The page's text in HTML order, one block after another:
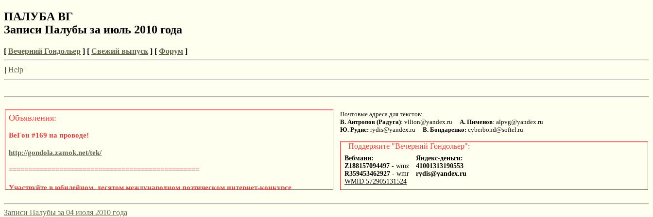
ПАЛУБА ВГ
Записи Палубы за июль 2010 года
[ Вечерний Гондольер ] [ Свежий выпуск ] [ Форум ]
| Help |
Объявления:
ВеГон #169 на проводе!
http://gondola.zamok.net/tek/
=================================================
Участвуйте в юбилейном, десятом международном поэтическом интернет-конкурсе
Да, этот конкурс, традиционно привлекающий русскоязычных поэтов самых разных стран мира,
Почтовые адреса для текстов:
В. Антропов (Радуга): vllion@yandex.ru А. Пименов: alpvg@yandex.ru
Ю. Рудис: rydis@yandex.ru В. Бондаренко: cyberbond@softel.ru
Поддержите "Вечерний Гондольер":
Вебмани:
Z188157094497 - wmz
R359453462927 - wmr
WMID 572905131524
Яндекс-деньги:
41001313190553
rydis@yandex.ru
Записи Палубы за 04 июля 2010 года